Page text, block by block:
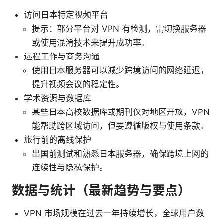
访问日本特定视频平台
提示：部分平台对 VPN 有检测，需切换服务器
或使用混淆技术来提升成功率。
远程工作与商务沟通
使用日本服务器可以减少跨境访问的网络延迟，
提升视频会议的稳定性。
学术资源与数据库
某些日本高校数据库或期刊仅对地区开放，VPN
能帮助跨区域访问，但要遵循版权与使用条款。
旅行前的离线保护
出国前测试和熟悉日本服务器，确保跨境上网的
连续性与隐私保护。
数据与统计（最新趋势与要点）
VPN 市场规模在过去一年持续增长，全球用户数